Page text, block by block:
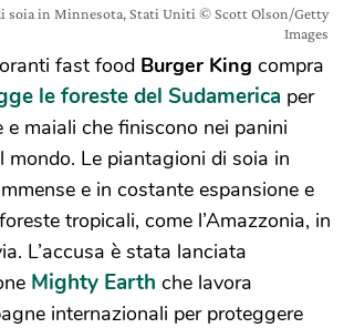
soia in Minnesota, Stati Uniti © Scott Olson/Getty
Images
fast food Burger King compra
le foreste del Sudamerica per
e maiali che finiscono nei panini
Le piantagioni di soia in
e in costante espansione e
tropicali, come l’Amazzonia, in
L’accusa è stata lanciata
Mighty Earth che lavora
internazionali per proteggere